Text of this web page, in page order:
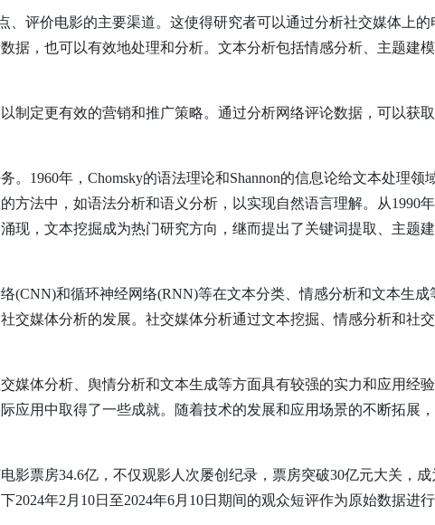
、评价电影的主要渠道。这使得研究者可以通过分析社交媒体上
据，也可以有效地处理和分析。文本分析包括情感分析、主题建
制定更有效的营销和推广策略。通过分析网络评论数据，可以获
1960年，Chomsky的语法理论和Shannon的信息论给文本处理领
法中，如语法分析和语义分析，以实现自然语言理解。从1990
现，文本挖掘成为热门研究方向，继而提出了关键词提取、主题
(CNN)和循环神经网络(RNN)等在文本分类、情感分析和文本生成
交媒体分析的发展。社交媒体分析通过文本挖掘、情感分析和社
媒体分析、舆情分析和文本生成等方面具有较强的实力和应用经
应用中取得了一些成就。随着技术的发展和应用场景的不断拓展
影票房34.6亿，不仅观影人次屡创纪录，票房突破30亿元大关，
年2月10日至2024年6月10日期间的观众短评作为原始数据进